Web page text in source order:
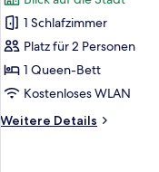
für
Business-
Doppelzimmer
anzeigen
1 Schlafzimmer
Platz für 2 Personen
1 Queen-Bett
Kostenloses WLAN
Weitere Details
Weitere